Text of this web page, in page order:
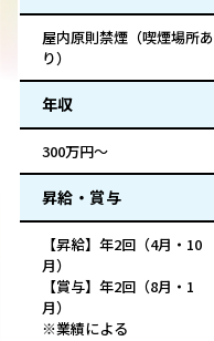
屋内原則禁煙（喫煙場所あ
り）
年収
300万円～
昇給・賞与
【昇給】年2回（4月・10
月）
【賞与】年2回（8月・1
月）
※業績による